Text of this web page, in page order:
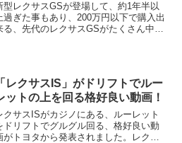
型レクサスGSが登場して、約1年半以
過ぎた事もあり、200万円以下で購入出
る、先代のレクサスGSがたくさん中古
「レクサスIS」がドリフトでルー
ットの上を回る格好良い動画！
クサスISがカジノにある、ルーレット
ドリフトでグルグル回る、格好良い動
がトヨタから発表されました。レクサ